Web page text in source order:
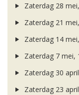
Zaterdag 28
Zaterdag 21
Zaterdag 14
Zaterdag 7 mei,
Zaterdag 30
Zaterdag 23